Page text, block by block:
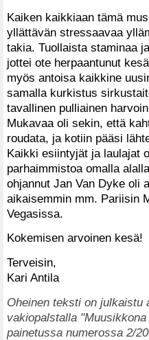
Kaiken kaikkiaan tämä
yllättävän stressaavaa
takia. Tuollaista staminaa
jottei ote herpaantunut
myös antoisa kaikkine
samalla kurkistus
tavallinen pulliainen
Mukavaa oli sekin, että
roudata, ja kotiin pääsi
Kaikki esiintyjät ja laulajat
parhaimmistoa omalla
ohjannut Jan Van Dyke oli
aikaisemmin mm. Pariisin
Vegasissa.
Kokemisen arvoinen kesä!
Terveisin,
Kari Antila
Oheinen teksti on julkaistu
vakiopalstalla
painetussa numerossa 2/